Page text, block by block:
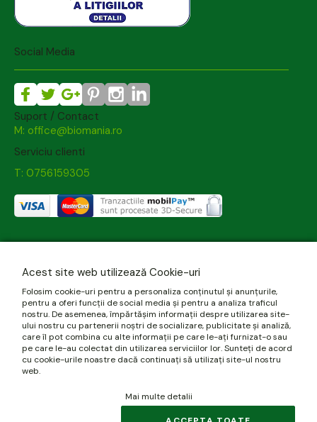
Social Media
Suport / Contact
M: office@biomania.ro
Serviciu clienti
T: 0756159305
Acest site web utilizează Cookie-uri
Folosim cookie-uri pentru a personaliza conținutul și anunțurile,
pentru a oferi funcții de social media și pentru a analiza traficul
nostru. De asemenea, împărtășim informații despre utilizarea site-
ului nostru cu partenerii noștri de socializare, publicitate și analiză,
care îl pot combina cu alte informații pe care le-ați furnizat-o sau
pe care le-au colectat din utilizarea serviciilor lor. Sunteți de acord
cu cookie-urile noastre dacă continuați să utilizați site-ul nostru
web.
Mai multe detalii